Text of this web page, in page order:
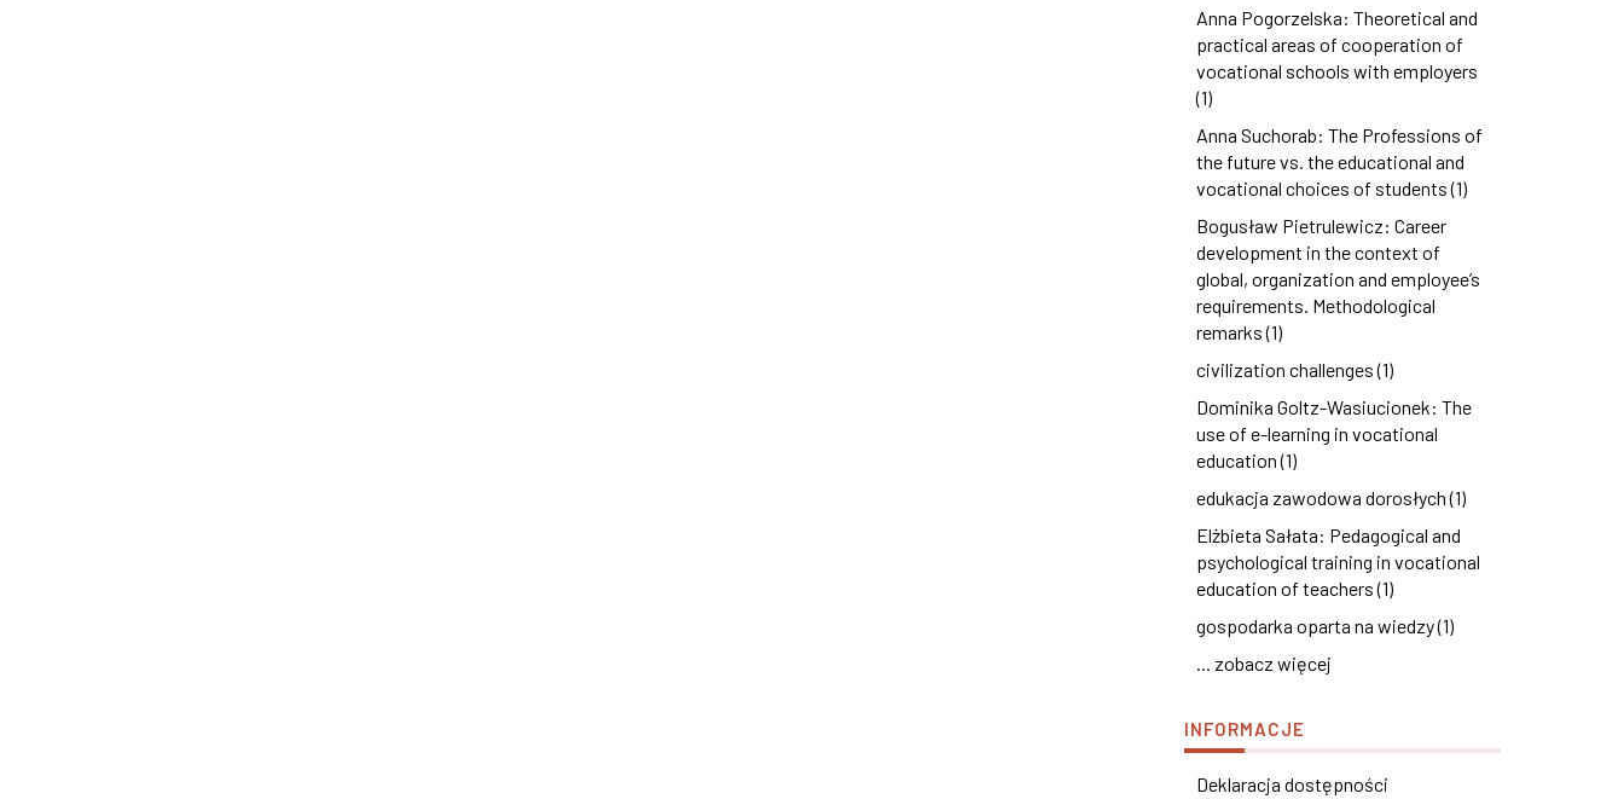
Anna Pogorzelska: Theoretical and
practical areas of cooperation of
vocational schools with employers
(1)
Anna Suchorab: The Professions of
the future vs. the educational and
vocational choices of students (1)
Bogusław Pietrulewicz: Career
development in the context of
global, organization and employee’s
requirements. Methodological
remarks (1)
civilization challenges (1)
Dominika Goltz-Wasiucionek: The
use of e-learning in vocational
education (1)
edukacja zawodowa dorosłych (1)
Elżbieta Sałata: Pedagogical and
psychological training in vocational
education of teachers (1)
gospodarka oparta na wiedzy (1)
... zobacz więcej
INFORMACJE
Deklaracja dostępności